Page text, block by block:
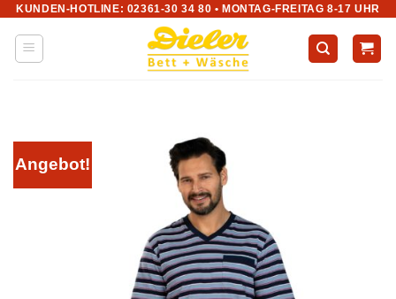
Zum
Inhalt
springen
KUNDEN-HOTLINE: 02361-30 34 80 • MONTAG-FREITAG 8-17 UHR
Angebot!